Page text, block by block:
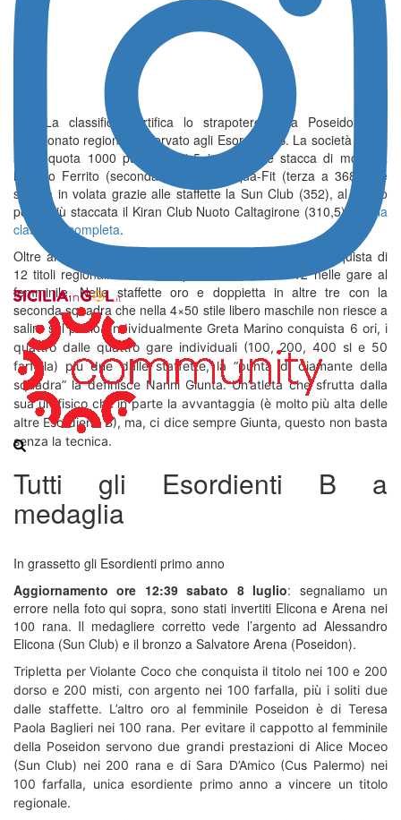
1/3. La classifica certifica lo strapotere della Poseidon nel
campionato regionale riservato agli Esordienti B. La società etnea
sfora quota 1000 punti (1081,5 in totale) e stacca di molto la
Mimmo Ferrito (seconda a 384) e l’Aqua-Fit (terza a 368)
che
supera in volata grazie alle staffette la Sun Club (352), al quinto
posto più staccata il Kiran Club Nuoto Caltagirone (310,5).
Qui la
classifica completa.
Oltre ai punti il dominio Poseidon è certificato dalla conquista di
12 titoli regionali su 24 a disposizione e 10 su 12 nelle gare al
femminile. Nelle staffette oro e doppietta in altre tre con la
seconda squadra che nella 4×50 stile libero maschile non riesce a
salire sul podio. Individualmente Greta Marino conquista 6 ori, i
quattro dalle quattro gare individuali (100, 200, 400 sl e 50
farfalla) più due dalle staffette, la “punta di diamante della
squadra” la definisce Nanni Giunta. Un’atleta che sfrutta dalla
sua un fisico che in parte la avvantaggia (è molto più alta delle
altre Esordienti B), ma, ci dice sempre Giunta, questo non basta
senza la tecnica.
Tutti gli Esordienti B a
medaglia
In grassetto gli Esordienti primo anno
Aggiornamento ore 12:39 sabato 8 luglio: segnaliamo un
errore nella foto qui sopra, sono stati invertiti Elicona e Arena nei
100 rana. Il medagliere corretto vede l’argento ad Alessandro
Elicona (Sun Club) e il bronzo a Salvatore Arena (Poseidon).
Tripletta per Violante Coco che conquista il titolo nei 100 e 200
dorso e 200 misti, con argento nei 100 farfalla, più i soliti due
dalle staffette. L’altro oro al femminile Poseidon è di Teresa
Paola Baglieri nei 100 rana. Per evitare il cappotto al femminile
della Poseidon servono due grandi prestazioni di Alice Moceo
(Sun Club) nei 200 rana e di Sara D’Amico (Cus Palermo) nei
100 farfalla, unica esordiente primo anno a vincere un titolo
regionale.